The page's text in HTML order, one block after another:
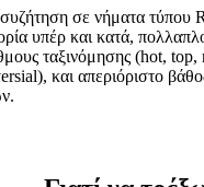
σε νήματα τύπου
υπέρ και κατά,
ταξινόμησης (hot, top,
και απεριόριστο